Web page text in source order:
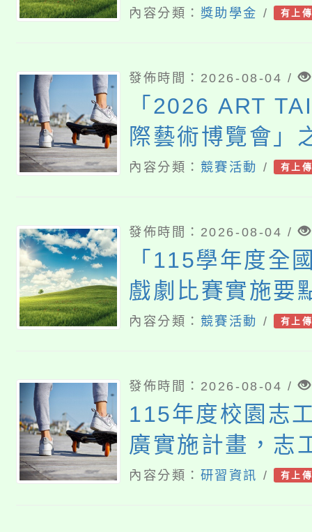
獎」
內容分類： 獎助學金 / 有上
發佈時間：2026-08-04 /
「2026 ART
際藝術博覽會」
育日」計畫
內容分類： 競賽活動 / 有上
發佈時間：2026-08-04 /
「115學年度全
戲劇比賽實施要
內容對照表
內容分類： 競賽活動 / 有上
發佈時間：2026-08-04 /
115年度校園志
廣實施計畫，志
「生命繪本動起
內容分類： 研習資訊 / 有上